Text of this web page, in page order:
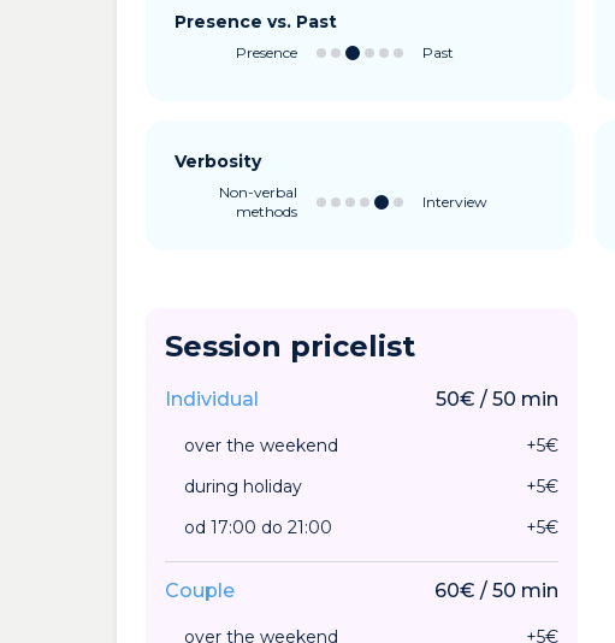
Presence vs. Past
Presence Past
Verbosity
Non-verbal
methods
Interview
Session pricelist
Individual 50€ /50 min
over the weekend +5€
during holiday
+5€
od 17:00 do 21:00
+5€
Couple 60€ /50 min
over the weekend +5€